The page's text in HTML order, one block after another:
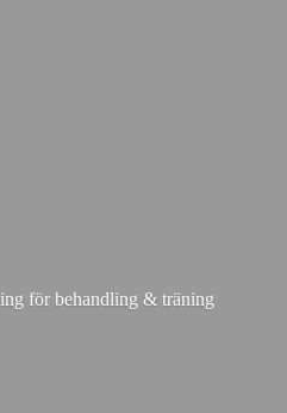
för behandling & träning